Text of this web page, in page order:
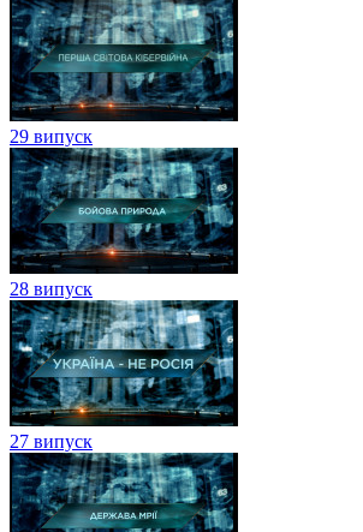
29 випуск
28 випуск
27 випуск